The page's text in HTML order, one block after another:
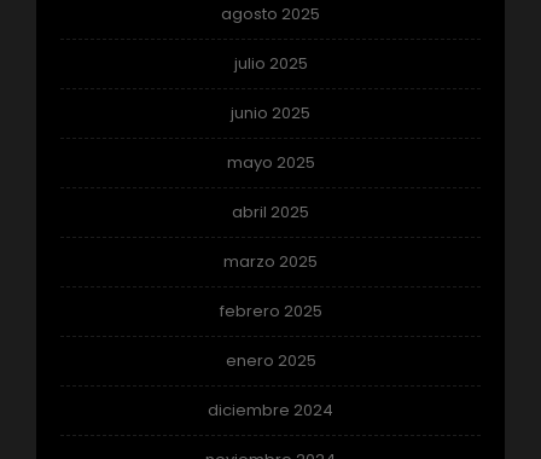
agosto 2025
julio 2025
junio 2025
mayo 2025
abril 2025
marzo 2025
febrero 2025
enero 2025
diciembre 2024